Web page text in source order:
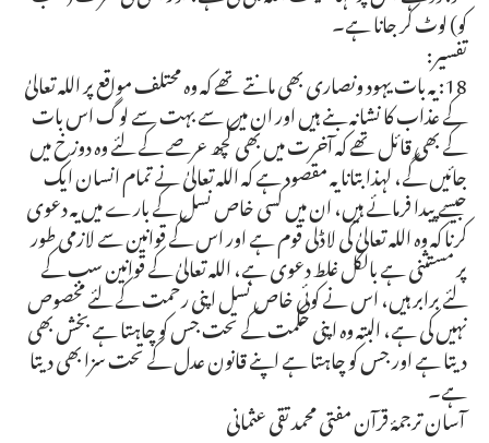
کو) لوٹ کر جانا ہے۔
تفسیر:
18: یہ بات یہود ونصاری بھی مانتے تھے کہ وہ محتلف مواقع پر اللہ تعالیٰ
کے عذاب کا نشانہ بنے ہیں اور ان میں سے بہت سے لوگ اس بات
کے بھی قائل تھے کہ آخرت میں بھی کچھ عرصے کے لئے وہ دوزخ میں
جائیں گے، لہذا بتانا یہ مقصود ہے کہ اللہ تعالیٰ نے تمام انسان ایک
جیسے پیدا فرمائے ہیں، ان میں کسی خاص نسل کے بارے میں یہ دعوی
کرنا کہ وہ اللہ تعالیٰ کی لاڈلی قوم ہے اور اس کے قوانین سے لازمی طور
پر مستثنی ہے بالکل غلط دعوی ہے، اللہ تعالیٰ کے قوانین سب کے
لئے برابر ہیں، اس نے کوئی خاص نسل اپنی رحمت کے لئے مخصوص
نہیں کی ہے، البتہ وہ اپنی حکمت کے تحت جس کو چاہتا ہے بخش بھی
دیتا ہے اور جس کو چاہتا ہے اپنے قانون عدل کے تحت سزا بھی دیتا
ہے۔
آسان ترجمۂ قرآن مفتی محمد تقی عثمانی